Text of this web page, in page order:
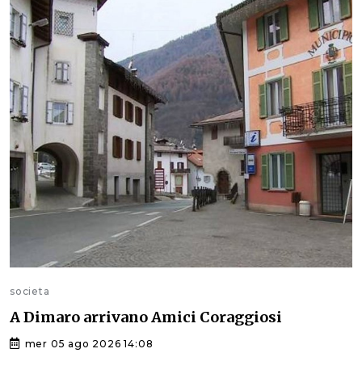
societa
A Dimaro arrivano Amici Coraggiosi
mer 05 ago 2026 14:08